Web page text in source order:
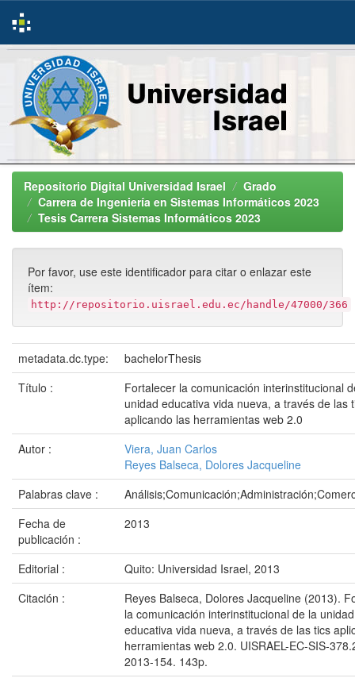
Skip
navigationRepositorio Digital Universidad Israel
Grado
Carrera de Ingeniería en Sistemas Informáticos 2023
Tesis Carrera Sistemas Informáticos 2023
Por favor, use este identificador para citar o enlazar este
ítem:
http://repositorio.uisrael.edu.ec/handle/47000/366
metadata.dc.type:
bachelorThesis
Título :
Fortalecer la comunicación interinstitucional
unidad educativa vida nueva, a través de las
aplicando las herramientas web 2.0
Autor :
Viera, Juan Carlos
Reyes Balseca, Dolores Jacqueline
Palabras clave :
Fecha de
publicación :
2013
Editorial :
Quito: Universidad Israel, 2013
Citación :
Reyes Balseca, Dolores Jacqueline (2013).
la comunicación interinstitucional de la unidad
educativa vida nueva, a través de las tics
herramientas web 2.0. UISRAEL-EC-SIS-
2013-154. 143p.